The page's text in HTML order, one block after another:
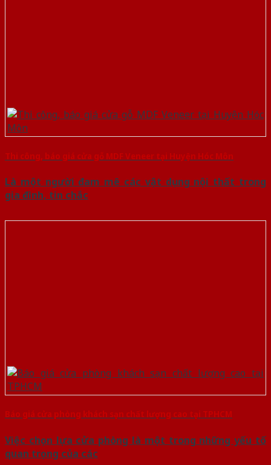
Thi công, báo giá cửa gỗ MDF Veneer tại Huyện Hóc Môn
Là một người đam mê các vật dụng nội thất trong
gia đình, tin chắc
Báo giá cửa phòng khách sạn chất lượng cao tại TPHCM
Việc chọn lựa cửa phòng là một trong những yếu tố
quan trọng của các